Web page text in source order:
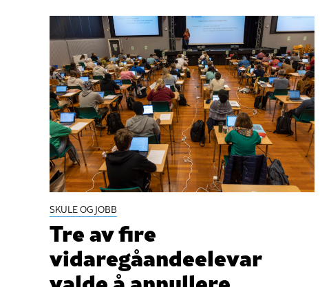
SKULE OG JOBB
Tre av fire
vidaregåandeelevar